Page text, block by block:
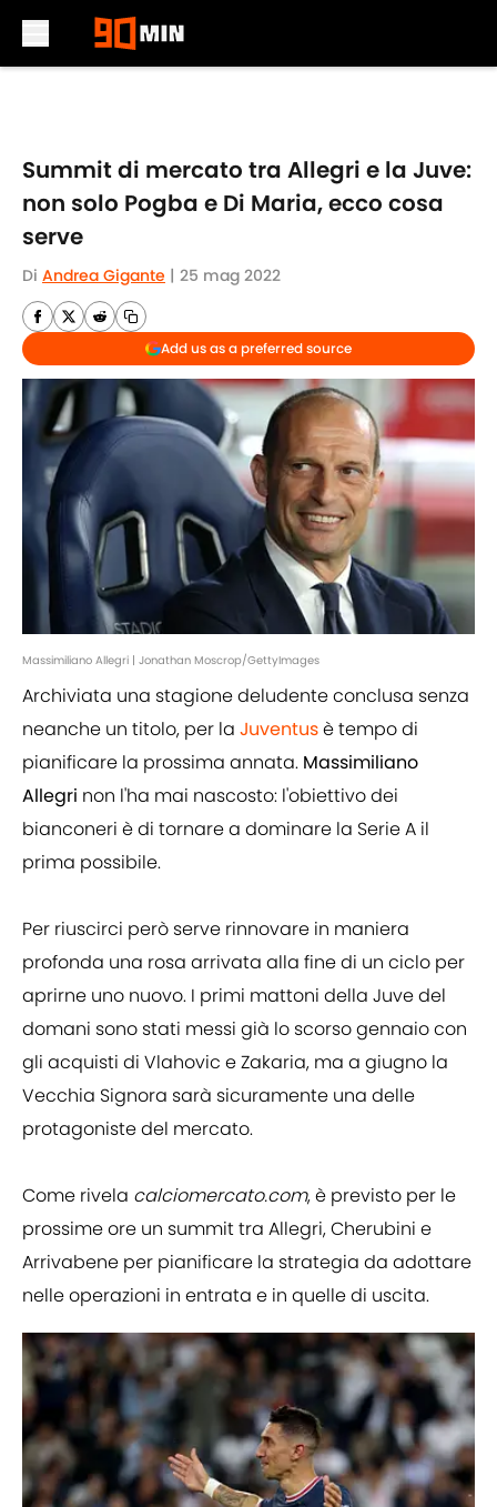
Summit di mercato tra Allegri e la Juve:
non solo Pogba e Di Maria, ecco cosa
serve
Di Andrea Gigante | 25 mag 2022
Add us as a preferred source
Massimiliano Allegri | Jonathan Moscrop/GettyImages
Archiviata una stagione deludente conclusa senza
neanche un titolo, per la Juventusè tempo di
pianificare la prossima annata. Massimiliano
Allegri non l'ha mai nascosto: l'obiettivo dei
bianconeri è di tornare a dominare la Serie A il
prima possibile.
Per riuscirci però serve rinnovare in maniera
profonda una rosa arrivata alla fine di un ciclo per
aprirne uno nuovo. I primi mattoni della Juve del
domani sono stati messi già lo scorso gennaio con
gli acquisti di Vlahovic e Zakaria, ma a giugno la
Vecchia Signora sarà sicuramente una delle
protagoniste del mercato.
Come rivela calciomercato.com, è previsto per le
prossime ore un summit tra Allegri, Cherubini e
Arrivabene per pianificare la strategia da adottare
nelle operazioni in entrata e in quelle di uscita.